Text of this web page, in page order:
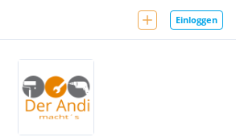
Einloggen